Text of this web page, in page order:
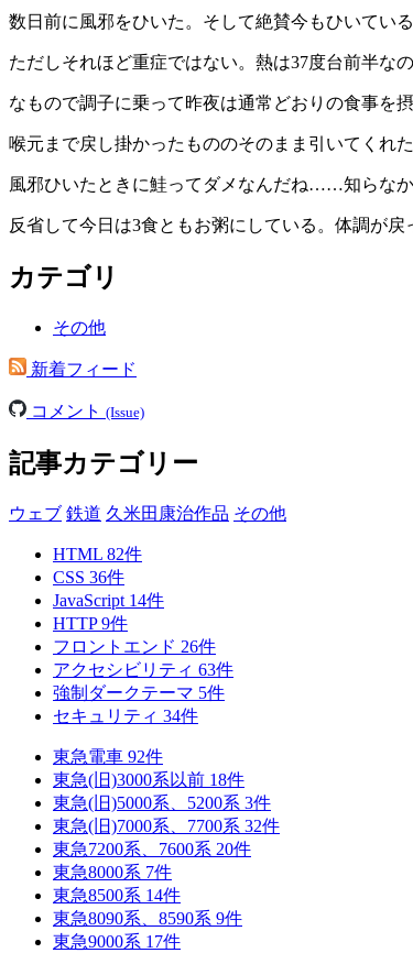
数日前に風邪をひいた。そして絶賛今もひいている
ただしそれほど重症ではない。熱は37度台前半な
なもので調子に乗って昨夜は通常どおりの食事を
喉元まで戻し掛かったもののそのまま引いてくれ
風邪ひいたときに鮭ってダメなんだね……知らなか
反省して今日は3食ともお粥にしている。体調が戻
カテゴリ
その他
新着フィード
コメント (Issue)
記事カテゴリー
ウェブ 鉄道 久米田康治作品 その他
HTML 82件
CSS 36件
JavaScript 14件
HTTP9件
フロントエンド 26件
アクセシビリティ 63件
強制ダークテーマ 5件
セキュリティ 34件
東急電車 92件
東急(旧)3000系以前 18件
東急(旧)5000系、5200系 3件
東急(旧)7000系、7700系 32件
東急7200系、7600系 20件
東急8000系 7件
東急8500系 14件
東急8090系、8590系 9件
東急9000系 17件